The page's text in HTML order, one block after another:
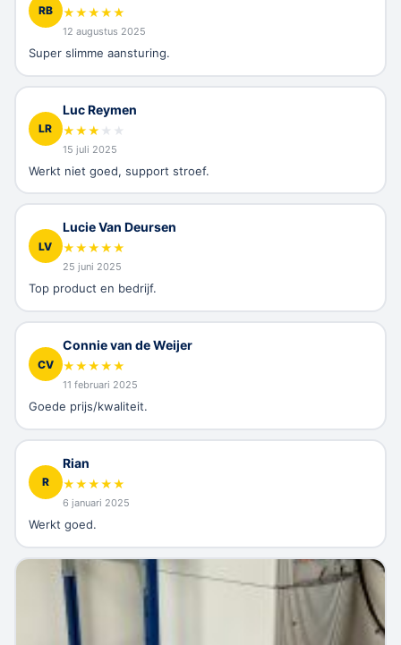
RB ★★★★★
12 augustus 2025
Super slimme aansturing.
LR
Luc Reymen
★★★ ★ ★
15 juli 2025
Werkt niet goed, support stroef.
LV
Lucie Van Deursen
★★★★★
25 juni 2025
Top product en bedrijf.
CV
Connie van de Weijer
★★★★★
11 februari 2025
Goede prijs/kwaliteit.
R
Rian
★★★★★
6 januari 2025
Werkt goed.